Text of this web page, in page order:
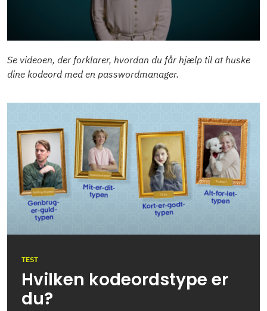
Se videoen, der forklarer, hvordan du får hjælp til at huske
dine kodeord med en passwordmanager.
TEST
Hvilken kodeordstype er
du?